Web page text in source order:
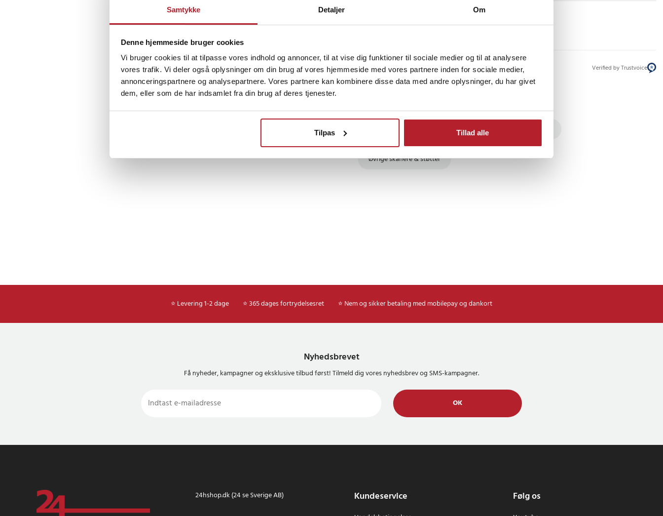
Samtykke Detaljer Om
Denne hjemmeside bruger cookies
Vi bruger cookies til at tilpasse vores indhold og annoncer, til at vise dig funktioner til sociale medier og til at analysere
vores trafik. Vi deler også oplysninger om din brug af vores hjemmeside med vores partnere inden for sociale medier,
annonceringspartnere og analysepartnere. Vores partnere kan kombinere disse data med andre oplysninger, du har givet
dem, eller som de har indsamlet fra din brug af deres tjenester.
Tilpas Tillad alle
- Farve: Svart
- Antal: 2 stk. fingerstøtter
AA Anita A
Verified by Trustvoice
Finde gode tilbud
Helse & Skønhed Støtte & rehabilitering
Øvrige skånere & støtter
⭐ Levering 1-2 dage ⭐ 365 dages fortrydelsesret ⭐ Nem og sikker betaling med mobilepay og dankort
Nyhedsbrevet
Få nyheder, kampagner og eksklusive tilbud først! Tilmeld dig vores nyhedsbrev og SMS-kampagner.
OK
24hshop.dk (24 se Sverige AB) Kundeservice Følg os